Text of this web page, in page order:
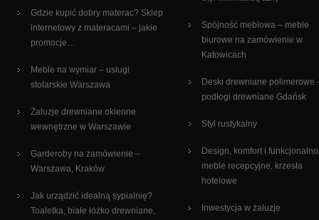
Gdzie kupić dobry materac? Sklep
internetowy z materacami – jakie
promocje…
Meble na wymiar – usługi
stolarskie Warszawa
Żaluzje drewniane okienne
wewnętrzne w Warszawie
Garderoby na zamówienie –
Warszawa, Kraków
Jak urządzić idealną sypialnię?
Toaletka, białe łóżko drewniane,
Spójność meblowa – meble
biurowe na zamówienie w
Katowicach
Deski drewniane polimerowe
podłogi drewniane Gdańsk
Styl rustykalny
Design, komfort i
meble recepcyjne, krzesła
hotelowe
Inwestycja w żaluzje